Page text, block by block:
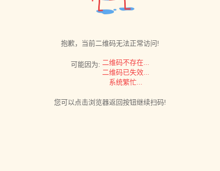
抱歉，当前二维码无法正常访问!
可能因为: 二维码不存在...
二维码已失效...
系统繁忙...
您可以点击浏览器返回按钮继续扫码!